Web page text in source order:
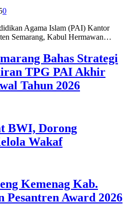
0
Agama Islam (PAI) Kantor
Semarang, Kabul Hermawan…
Bahas Strategi
TPG PAI Akhir
Tahun 2026
BWI, Dorong
Wakaf
Kemenag Kab.
Pesantren Award 2026